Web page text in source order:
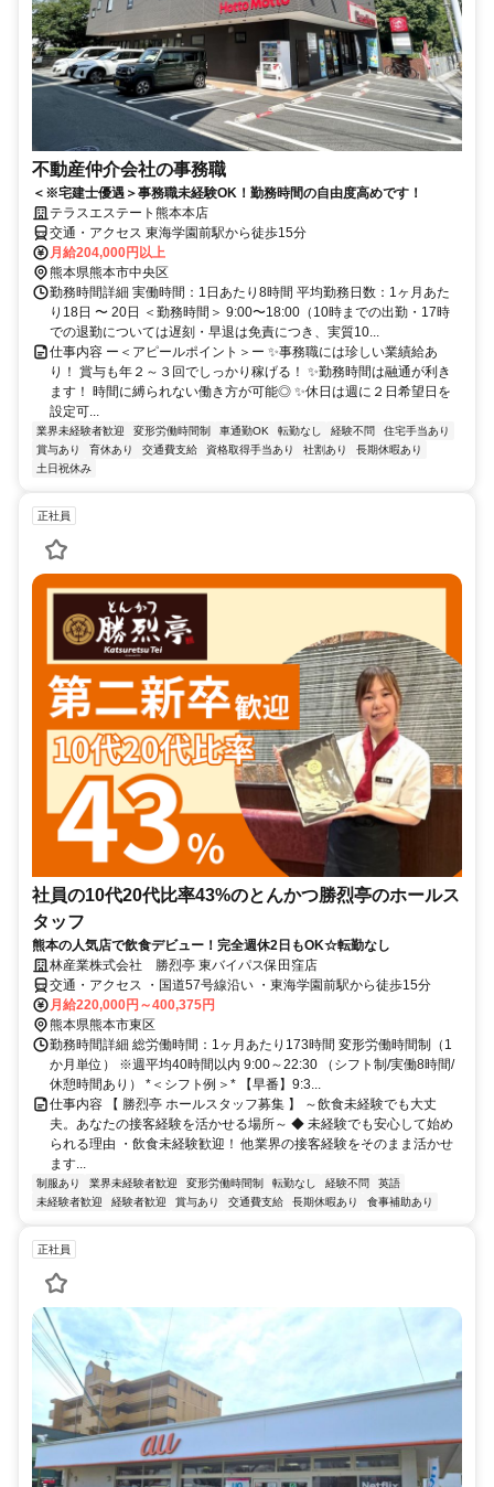
不動産仲介会社の事務職
＜※宅建士優遇＞事務職未経験OK！勤務時間の自由度高めです！
テラスエステート熊本本店
交通・アクセス 東海学園前駅から徒歩15分
月給204,000円以上
熊本県熊本市中央区
勤務時間詳細 実働時間：1日あたり8時間 平均勤務日数：1ヶ月あた
り18日 〜 20日 ＜勤務時間＞ 9:00〜18:00（10時までの出勤・17時
での退勤については遅刻・早退は免責につき、実質10...
仕事内容 ー＜アピールポイント＞ー ✨事務職には珍しい業績給あ
り！ 賞与も年２～３回でしっかり稼げる！ ✨勤務時間は融通が利き
ます！ 時間に縛られない働き方が可能◎ ✨休日は週に２日希望日を
設定可...
業界未経験者歓迎 変形労働時間制 車通勤OK 転勤なし 経験不問
住宅手当あり
賞与あり
育休あり 交通費支給 資格取得手当あり 社割あり
長期休暇あり
土日祝休み
正社員
社員の10代20代比率43%のとんかつ勝烈亭のホールス
タッフ
熊本の人気店で飲食デビュー！完全週休2日もOK☆転勤なし
林産業株式会社 勝烈亭 東バイパス保田窪店
交通・アクセス ・国道57号線沿い ・東海学園前駅から徒歩15分
月給220,000円～400,375円
熊本県熊本市東区
勤務時間詳細 総労働時間：1ヶ月あたり173時間 変形労働時間制（1
か月単位） ※週平均40時間以内 9:00～22:30 （シフト制/実働8時間/
休憩時間あり） *＜シフト例＞* 【早番】9:3...
仕事内容 【 勝烈亭 ホールスタッフ募集 】 ～飲食未経験でも大丈
夫。あなたの接客経験を活かせる場所～ ◆ 未経験でも安心して始め
られる理由 ・飲食未経験歓迎！ 他業界の接客経験をそのまま活かせ
ます...
制服あり 業界未経験者歓迎 変形労働時間制 転勤なし 経験不問
英語
未経験者歓迎
経験者歓迎 賞与あり 交通費支給 長期休暇あり 食事補助あり
正社員